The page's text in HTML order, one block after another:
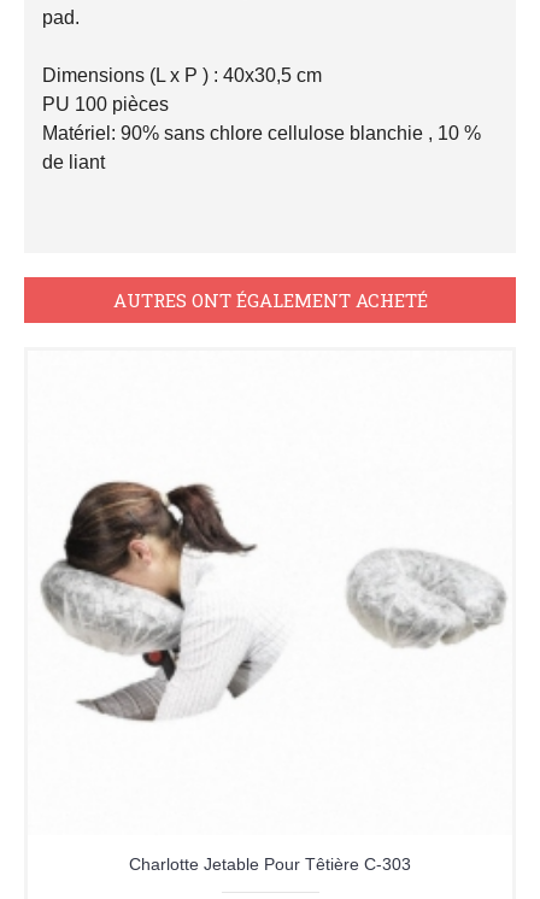
pad.
Dimensions (L x P ) : 40x30,5 cm
PU 100 pièces
Matériel: 90% sans chlore cellulose blanchie , 10 %
de liant
AUTRES ONT ÉGALEMENT ACHETÉ
Charlotte Jetable Pour Têtière C-303